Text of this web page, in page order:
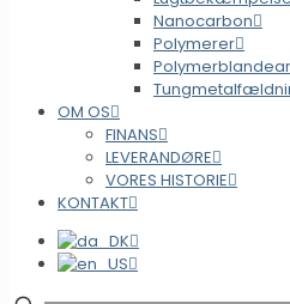
Nanocarbon
Polymerer
OM OS
FINANS
LEVERANDØRE
VORES HISTORIE
KONTAKT